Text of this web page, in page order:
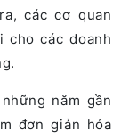
các cơ quan
cho các doanh
năm gần
đơn giản hóa